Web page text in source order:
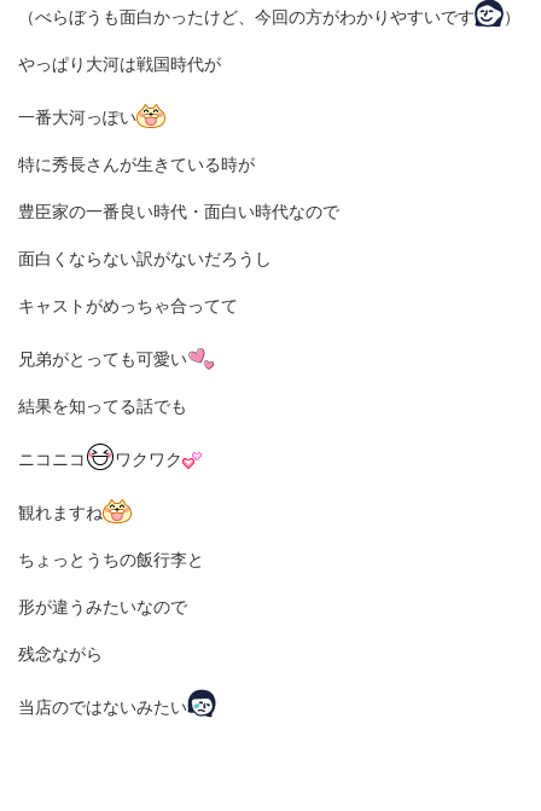
（べらぼうも面白かったけど、今回の方がわかりやすいです ）
やっぱり大河は戦国時代が
一番大河っぽい
特に秀長さんが生きている時が
豊臣家の一番良い時代・面白い時代なので
面白くならない訳がないだろうし
キャストがめっちゃ合ってて
兄弟がとっても可愛い
結果を知ってる話でも
ニコニコ ワクワク
観れますね
ちょっとうちの飯行李と
形が違うみたいなので
残念ながら
当店のではないみたい